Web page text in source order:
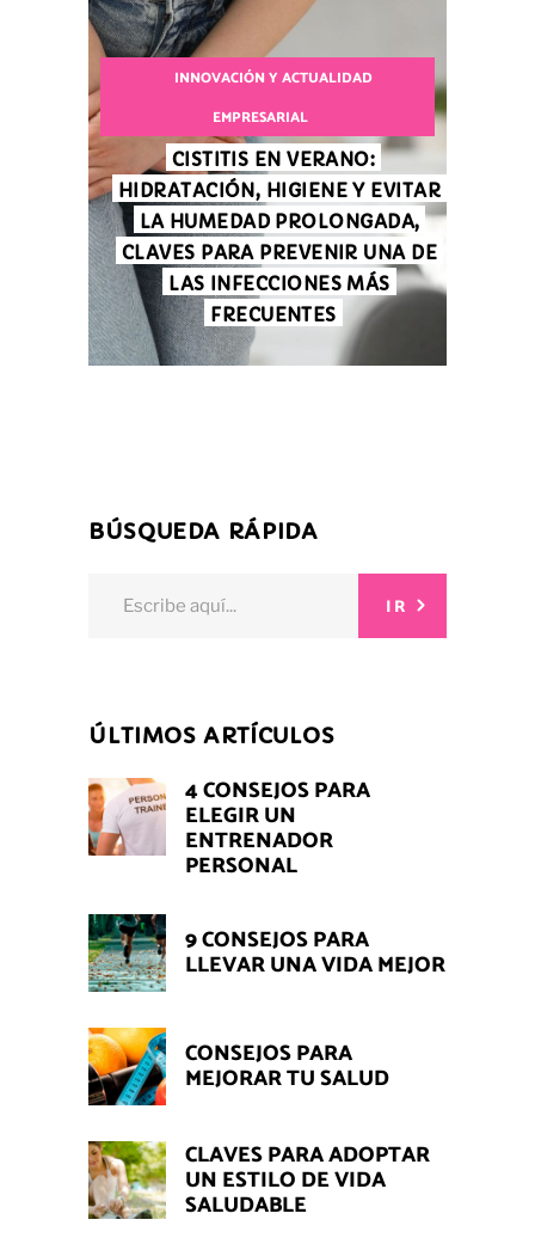
INNOVACIÓN Y ACTUALIDAD
EMPRESARIAL
CISTITIS EN VERANO:
HIDRATACIÓN, HIGIENE Y EVITAR
LA HUMEDAD PROLONGADA,
CLAVES PARA PREVENIR UNA DE
LAS INFECCIONES MÁS
FRECUENTES
BÚSQUEDA RÁPIDA
IR
ÚLTIMOS ARTÍCULOS
4 CONSEJOS PARA
ELEGIR UN
ENTRENADOR
PERSONAL
9 CONSEJOS PARA
LLEVAR UNA VIDA MEJOR
CONSEJOS PARA
MEJORAR TU SALUD
CLAVES PARA ADOPTAR
UN ESTILO DE VIDA
SALUDABLE